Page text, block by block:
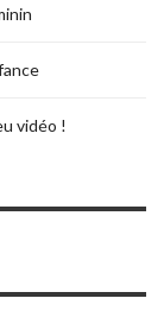
vidéo !